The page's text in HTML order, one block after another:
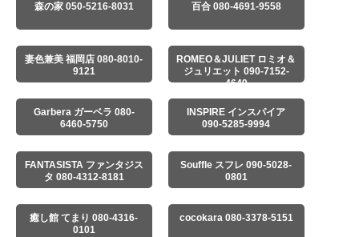
森の家 050-5216-8031 百合 080-4691-9558
妻色兼美 福岡店 080-8010-
9121
ROMEO＆JULIET ロミオ＆
ジュリエット 090-7152-
4649
Garbera ガーベラ 080-
6460-5750
INSPIRE インスパイア
090-5285-9994
FANTASISTA ファンタジス
タ 080-4312-8181
Souffle スフレ 090-5028-
0801
癒し館 てまり 080-4316-
0101
cocokara 080-3378-5151